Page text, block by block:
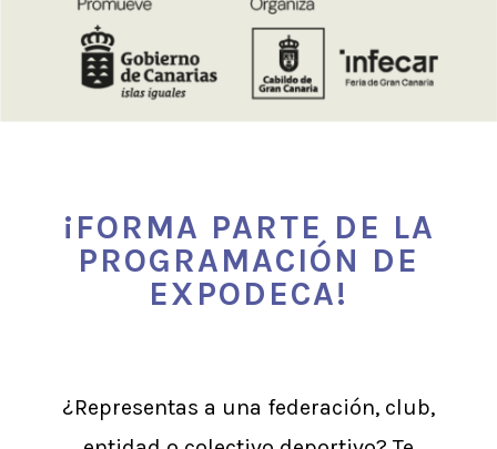
¡FORMA PARTE DE LA
PROGRAMACIÓN DE
EXPODECA!
¿Representas a una federación, club,